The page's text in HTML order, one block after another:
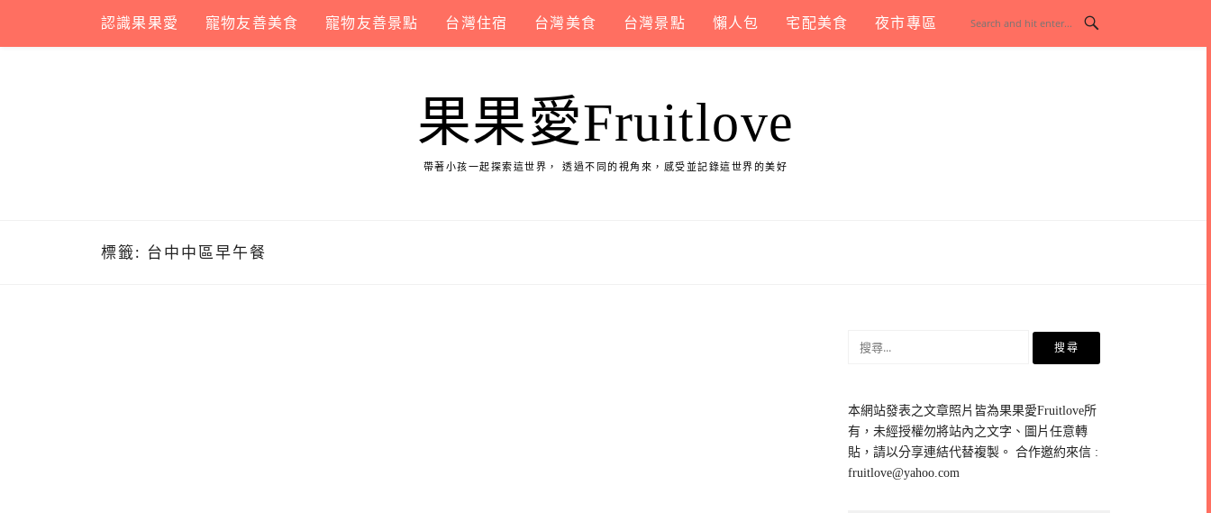
content
認識果果愛 寵物友善美食 寵物友善景點 台灣住宿 台灣美食 台灣景點 懶人包 宅配美食 夜市專區
果果愛Fruitlove
帶著小孩一起探索這世界， 透過不同的視角來，感受並記錄這世界的美好
標籤: 台中中區早午餐
鍵
字:
本網站發表之文章照片皆為果果愛Fruitlove所
有，未經授權勿將站內之文字、圖片任意轉
貼，請以分享連結代替複製。 合作邀約來信 :
fruitlove@yahoo.com